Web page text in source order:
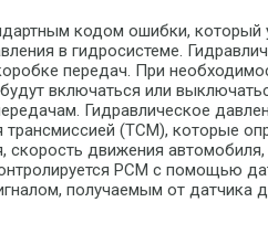
кодом ошибки, который
в гидросистеме.
передач. При
включаться или
Гидравлическое
трансмиссией (TCM), которые
скорость движения
PCM с помощью
получаемым от датчика